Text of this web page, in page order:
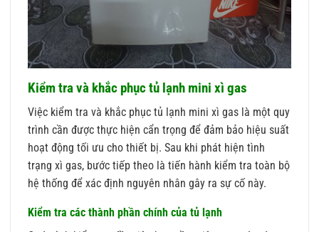
Kiểm tra và khắc phục tủ lạnh mini xì gas
Việc kiểm tra và khắc phục tủ lạnh mini xì gas là một quy
trình cần được thực hiện cẩn trọng để đảm bảo hiệu suất
hoạt động tối ưu cho thiết bị. Sau khi phát hiện tình
trạng xì gas, bước tiếp theo là tiến hành kiểm tra toàn bộ
hệ thống để xác định nguyên nhân gây ra sự cố này.
Kiểm tra các thành phần chính của tủ lạnh